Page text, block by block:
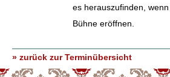
es herauszufinden,
Bühne eröffnen.
» zurück zur Terminübersicht